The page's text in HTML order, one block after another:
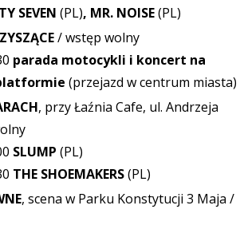
SEVEN (PL), MR. NOISE(PL)
/ wstęp wolny
parada motocykli i koncert na
(przejazd w centrum miasta)
, przy Łaźnia Cafe, ul. Andrzeja
SLUMP (PL)
THE SHOEMAKERS(PL)
, scena w Parku Konstytucji 3 Maja /